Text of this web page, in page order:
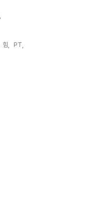
힘,
PT,